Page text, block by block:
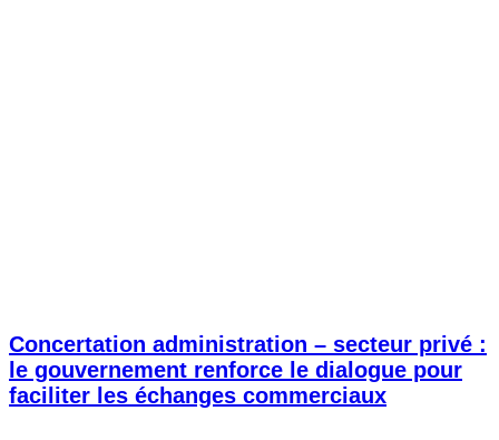
Concertation administration – secteur privé :
le gouvernement renforce le dialogue pour
faciliter les échanges commerciaux